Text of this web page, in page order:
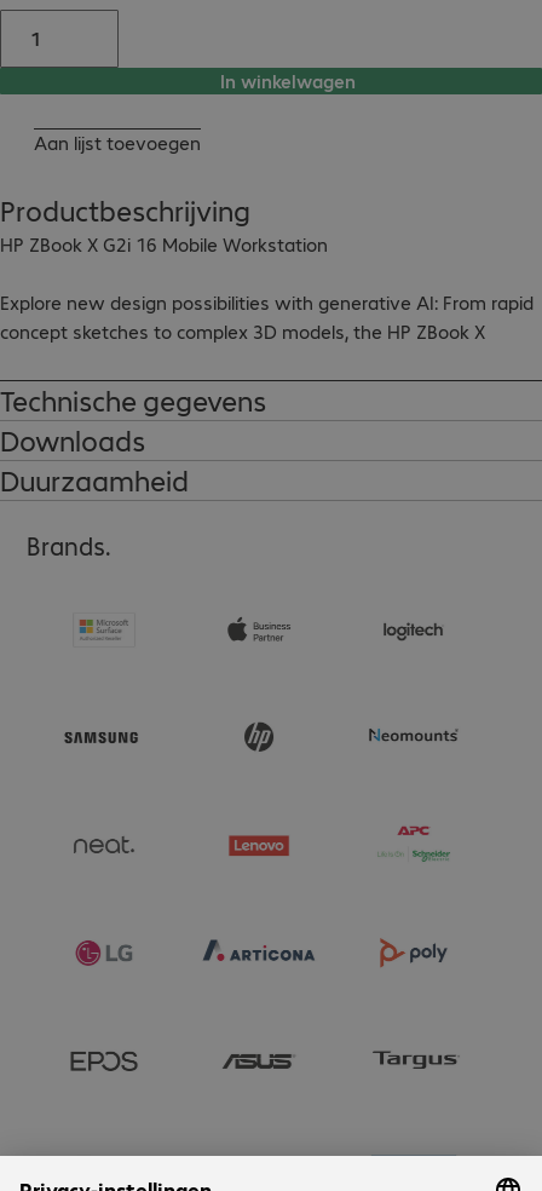
In winkelwagen
Aan lijst toevoegen
Productbeschrijving
HP ZBook X G2i 16 Mobile Workstation
Explore new design possibilities with generative AI: From rapid
concept sketches to complex 3D models, the HP ZBook X
the performance you need wherever you work. It combines
strong AI performance with scalable high-end memory,
professional graphics options and up to all-day battery life
(depending on configuration), while offering excellent value for
money.
for your AI workflows
- HP RGS 1Y Trial License With New Z WS
Technische gegevens
Downloads
Duurzaamheid
Brands.